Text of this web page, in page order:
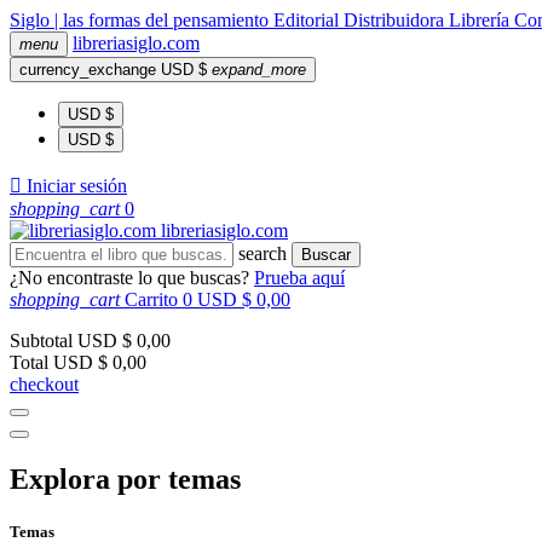
Siglo | las formas del pensamiento Editorial Distribuidora Librería
menu libreriasiglo.com
currency_exchange USD $ expand_more
USD $
USD $
 Iniciar sesión
shopping_cart 0
libreriasiglo.com
search
Buscar
¿No encontraste lo que buscas? Prueba aquí
shopping_cart Carrito 0 USD $ 0,00
Subtotal USD $ 0,00
Total USD $ 0,00
checkout
Explora por temas
Temas